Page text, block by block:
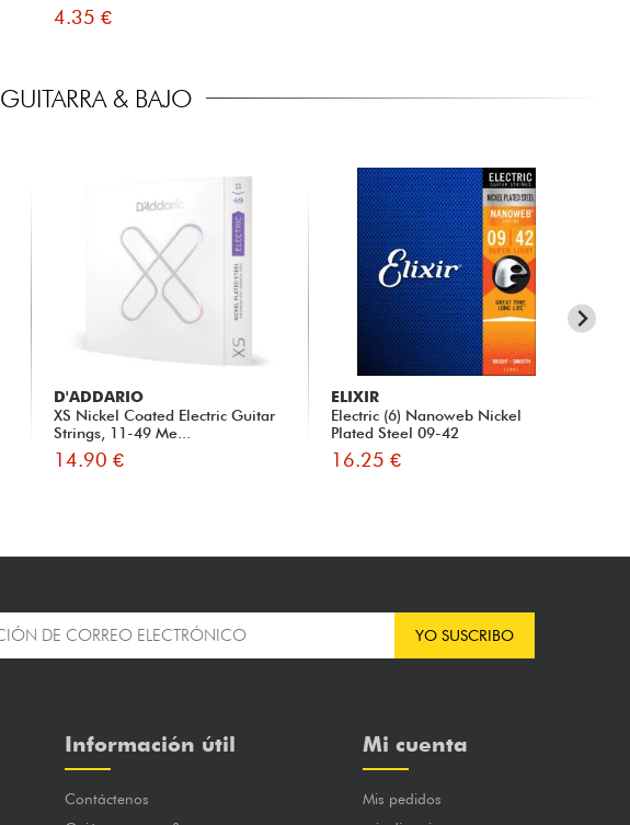
4.35 €
& BAJO
D'ADDARIO
XS Nickel Coated Electric Guitar
Strings, 11-49 Me...
14.90 €
ELIXIR
Electric (6) Nanoweb Nickel
Plated Steel 09-42
16.25 €
YO SUSCRIBO
Información útil
Contáctenos
Mi cuenta
Mis pedidos